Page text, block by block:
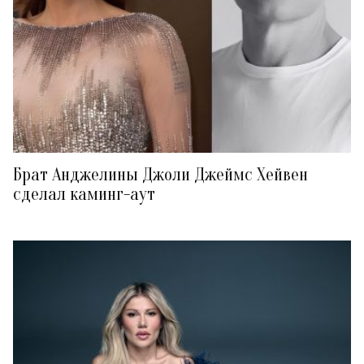
Брат Анджелины Джоли Джеймс Хейвен
сделал каминг-аут